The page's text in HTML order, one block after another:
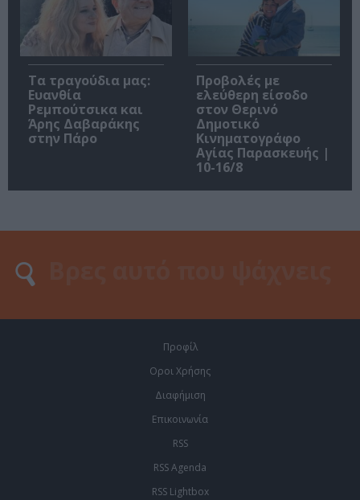
Τα τραγούδια μας:
Ευανθία
Ρεμπούτσικα και
Άρης Δαβαράκης
στην Πάρο
Προβολές με
ελεύθερη είσοδο
στον Θερινό
Δημοτικό
Κινηματογράφο
Αγίας Παρασκευής |
10-16/8
Προφίλ
Οροι Χρήσης
Διαφήμιση
Επικοινωνία
RSS
RSS Agenda
RSS Lightbox